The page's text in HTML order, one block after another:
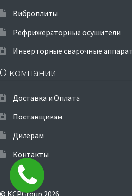
Виброплиты
Рефрижераторные осушители
Инверторные сварочные
О компании
Доставка и Оплата
Поставщикам
Дилерам
Контакты
© KCPGroup 2026